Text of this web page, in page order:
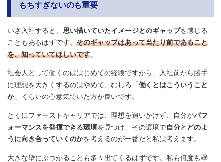
もちすぎないのも重要
いざ入社すると、 思い描いていたイメージとのギャップを感じる
こともあるはずです。 そのギャップはあって当たり前であること
を、知っていてほしいです。
社会人として働くのははじめての経験ですから、入社前から勝手
に理想を大きくするのはやめて、むしろ「働くとはこういうこと
か」くらいの心意気でいた方が良いです。
とくにファーストキャリアでは、理想を追いかけず、自分がパフ
ォーマンスを発揮できる環境を見つけ、その環境で自分とどのよ
うに向き合っていくのかを考えるのが一番だと私は考えます。
大きな壁にぶつかることも多々出てくるはずです。私も何度も壁